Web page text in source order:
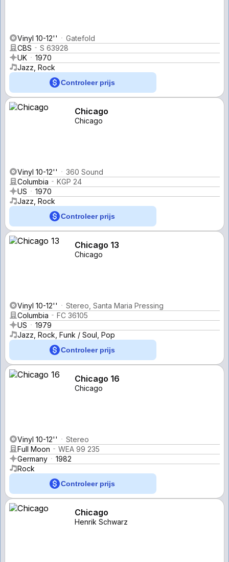
Vinyl 10-12''
Gatefold
CBS
S 63928
UK
1970
Jazz, Rock
Controleer prijs
Chicago
Chicago
Vinyl 10-12''
360 Sound
Columbia
KGP 24
US
1970
Jazz, Rock
Controleer prijs
Chicago 13
Chicago
Vinyl 10-12''
Stereo, Santa Maria Pressing
Columbia
FC 36105
US
1979
Jazz, Rock, Funk / Soul, Pop
Controleer prijs
Chicago 16
Chicago
Vinyl 10-12''
Stereo
Full Moon
WEA 99 235
Germany
1982
Rock
Controleer prijs
Chicago
Henrik Schwarz